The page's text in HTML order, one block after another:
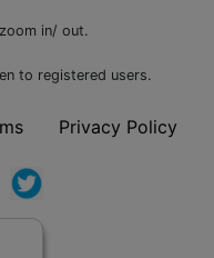
in/ out.
to registered users.
Privacy Policy